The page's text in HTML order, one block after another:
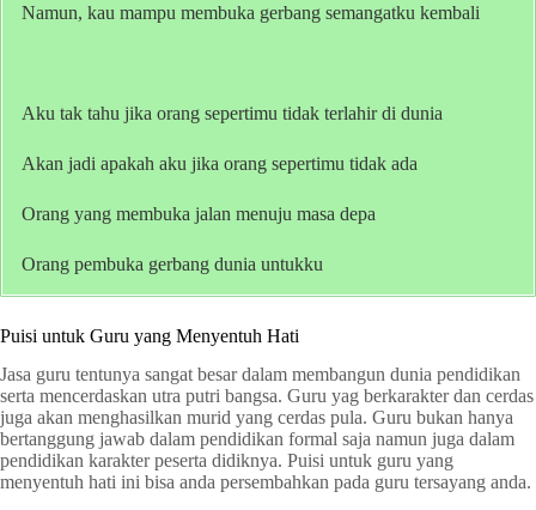
Namun, kau mampu membuka gerbang semangatku kembali
Aku tak tahu jika orang sepertimu tidak terlahir di dunia
Akan jadi apakah aku jika orang sepertimu tidak ada
Orang yang membuka jalan menuju masa depa
Orang pembuka gerbang dunia untukku
Puisi untuk Guru yang Menyentuh Hati
Jasa guru tentunya sangat besar dalam membangun dunia pendidikan
serta mencerdaskan utra putri bangsa. Guru yag berkarakter dan cerdas
juga akan menghasilkan murid yang cerdas pula. Guru bukan hanya
bertanggung jawab dalam pendidikan formal saja namun juga dalam
pendidikan karakter peserta didiknya. Puisi untuk guru yang
menyentuh hati ini bisa anda persembahkan pada guru tersayang anda.